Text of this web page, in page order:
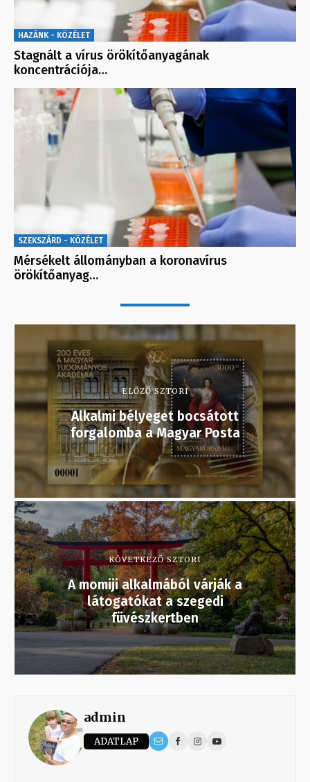
HAZÁNK - KÖZÉLET
Stagnált a vírus örökítőanyagának
koncentrációja…
SZEKSZÁRD - KÖZÉLET
Mérsékelt állományban a koronavírus
örökítőanyag…
ELŐZŐ SZTORI
Alkalmi bélyeget bocsátott
forgalomba a Magyar Posta
KÖVETKEZŐ SZTORI
A momiji alkalmából várják a
látogatókat a szegedi
füvészkertben
admin
ADATLAP